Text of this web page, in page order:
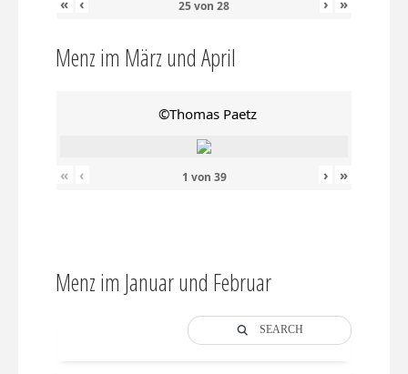
« ‹ 25von 28 › »
Menz im März und April
©Thomas Paetz
« ‹ 1 von 39 › »
Menz im Januar und Februar
SEARCH